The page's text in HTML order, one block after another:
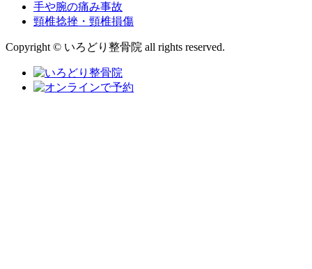
手や腕の痛み事故
頸椎捻挫・頸椎損傷
Copyright © いろどり整骨院 all rights reserved.